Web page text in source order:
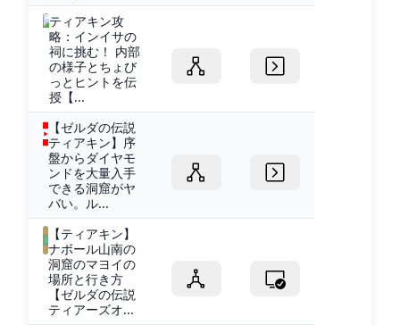
ティアキン攻
略：インイサの
祠に挑む！ 内部
の様子とちょび
っとヒントを伝
授【...
【ゼルダの伝説
ティアキン】序
盤からダイヤモ
ンドを大量入手
できる洞窟がヤ
バい。ル...
【ティアキン】
ナボール山南の
洞窟のマヨイの
場所と行き方
【ゼルダの伝説
ティアーズオ...